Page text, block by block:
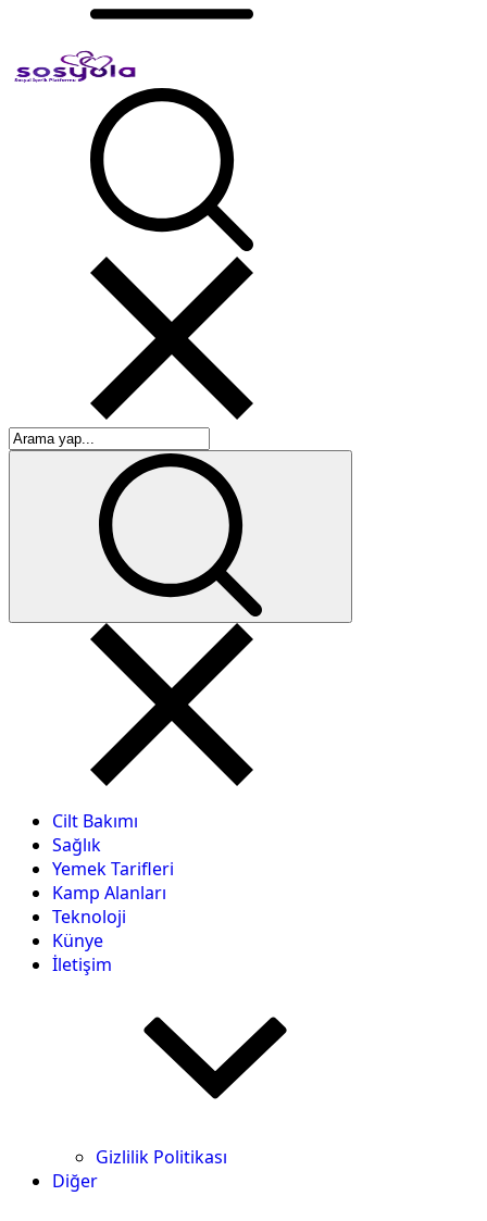
Cilt Bakımı
Sağlık
Yemek Tarifleri
Kamp Alanları
Teknoloji
Künye
İletişim
Gizlilik Politikası
Diğer